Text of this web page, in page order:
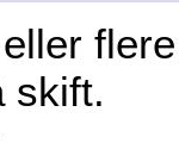
skift.